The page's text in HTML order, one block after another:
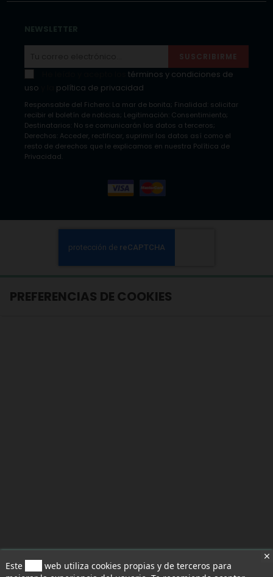
NEWSLETTER
SUSCRIBIRME
términos y condiciones de
uso
política de privacidad
Responsable del Fichero: La mar de bonita; Finalidad: solicitar
recibir el boletín de noticias; Legitimación: Consentimiento;
Destinatarios: No se comunicarán los datos a terceros;
Derechos: Acceder, rectificar, suprimir los datos así como el
resto de derechos que le explicamos en nuestra Política de
Privacidad.
Este
web utiliza cookies propias y de terceros para
PREFERENCIAS DE COOKIES